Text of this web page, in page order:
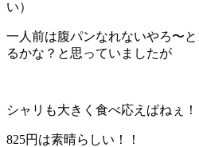
い）
一人前は腹パンなれないやろ〜
るかな？と思っていましたが
シャリも大きく食べ応えぱねぇ
825円は素晴らしい！！